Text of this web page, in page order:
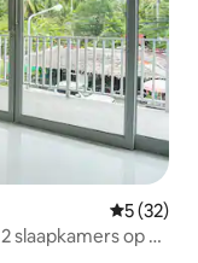
5 (32)
slaapkamers op 5